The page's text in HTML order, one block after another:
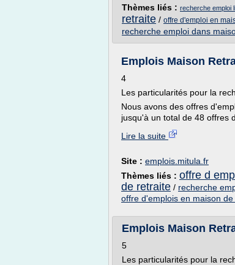
Thèmes liés : recherche emploi
retraite / offre d'emploi en
recherche emploi dans
Emplois Maison
4
Les particularités pour la
Nous avons des offres
jusqu'à un total de 48 offres
Lire la suite
Site : emplois.mitula.fr
Thèmes liés : offre d
de retraite / recherche
offre d'emplois en maison
Emplois Maison
5
Les particularités pour la